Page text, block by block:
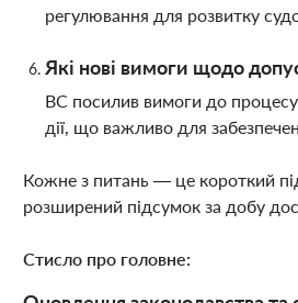
регулювання для розвитку
Які нові вимоги щодо
ВС посилив вимоги до
дії, що важливо для
Кожне з питань — це короткий
розширений підсумок за добу
Стисло про головне: